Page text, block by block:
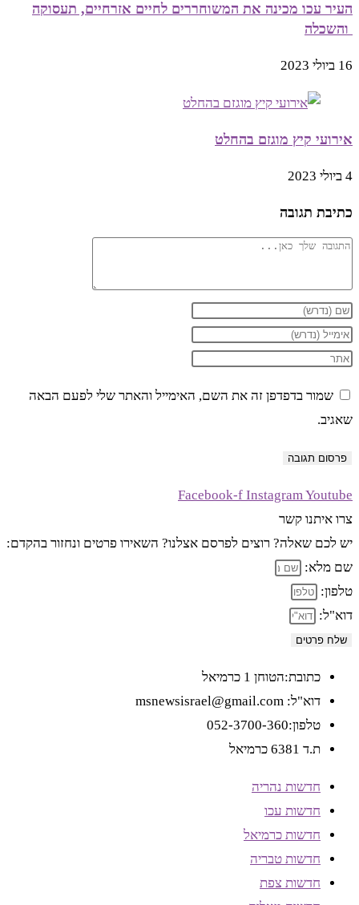
העיר עכו מכינה את המשוחררים לחיים אזרחיים, תעסוקה
והשכלה
16 ביולי 2023
אירועי קיץ מוגזם בהחלט
4 ביולי 2023
כתיבת תגובה
להגיב
הזן
את
השם
או
שם
משתמש
להגיב
הזן
את
דואר
האלקטרוני
שלך
להגיב
הזן
כתובת
אתר
האינטרנט
(אופציונלי)
שמור בדפדפן זה את השם, האימייל והאתר שלי לפעם הבאה
שאגיב.
Facebook-f InstagramYoutube
צרו איתנו קשר
יש לכם שאלה? רוצים לפרסם אצלנו? השאירו פרטים ונחזור בהקדם:
שם מלא:
טלפון:
דוא"ל:
שלח פרטים
כתובת:הטוחן 1 כרמיאל
דוא"ל: msnewsisrael@gmail.com
טלפון:052-3700-360
ת.ד 6381 כרמיאל
חדשות נהריה
חדשות עכו
חדשות כרמיאל
חדשות טבריה
חדשות צפת